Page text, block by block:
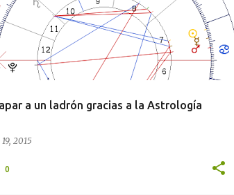
a un ladrón gracias a la Astrología
2015
0